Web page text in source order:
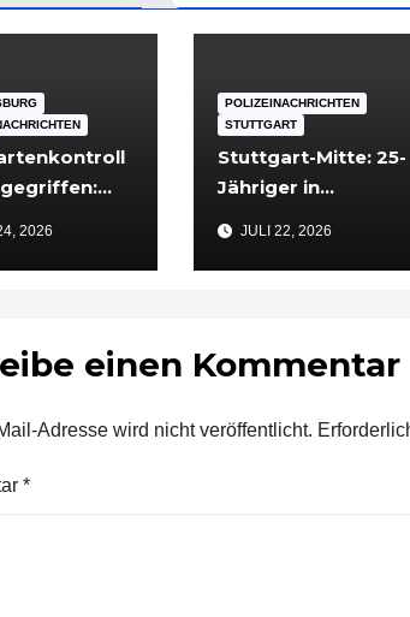
in
2026
POLIZEINACHRICHTEN
STUTTGART
Stuttgart-Mitte: 25-
Jähriger in
verletzt
JULI 22, 2026
einen Kommentar
Adresse wird nicht veröffentlicht.
*